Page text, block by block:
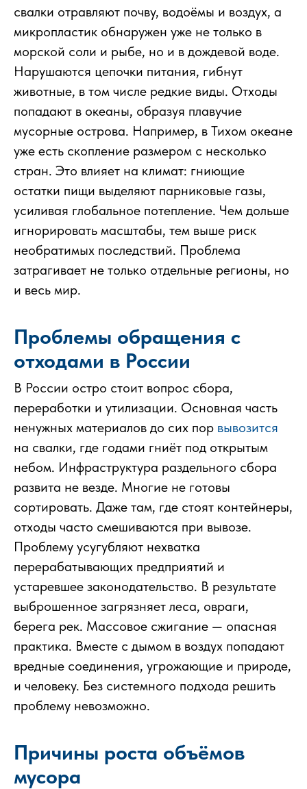
свалки отравляют почву, водоёмы и воздух, а
микропластик обнаружен уже не только в
морской соли и рыбе, но и в дождевой воде.
Нарушаются цепочки питания, гибнут
животные, в том числе редкие виды. Отходы
попадают в океаны, образуя плавучие
мусорные острова. Например, в Тихом океане
уже есть скопление размером с несколько
стран. Это влияет на климат: гниющие
остатки пищи выделяют парниковые газы,
усиливая глобальное потепление. Чем дольше
игнорировать масштабы, тем выше риск
необратимых последствий. Проблема
затрагивает не только отдельные регионы, но
и весь мир.
Проблемы обращения с
отходами в России
В России остро стоит вопрос сбора,
переработки и утилизации. Основная часть
ненужных материалов до сих пор вывозится
на свалки, где годами гниёт под открытым
небом. Инфраструктура раздельного сбора
развита не везде. Многие не готовы
сортировать. Даже там, где стоят контейнеры,
отходы часто смешиваются при вывозе.
Проблему усугубляют нехватка
перерабатывающих предприятий и
устаревшее законодательство. В результате
выброшенное загрязняет леса, овраги,
берега рек. Массовое сжигание — опасная
практика. Вместе с дымом в воздух попадают
вредные соединения, угрожающие и природе,
и человеку. Без системного подхода решить
проблему невозможно.
Причины роста объёмов
мусора